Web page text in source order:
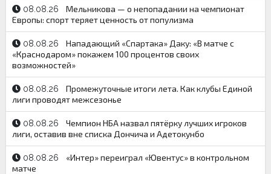
08.08.26
Мельникова — о непопадании на чемпионат
Европы: спорт теряет ценность от популизма
08.08.26
Нападающий «Спартака» Даку: «В матче с
«Краснодаром» покажем 100 процентов своих
возможностей»
08.08.26
Промежуточные итоги лета. Как клубы Единой
лиги проводят межсезонье
08.08.26
Чемпион НБА назвал пятёрку лучших игроков
лиги, оставив вне списка Дончича и Адетокунбо
08.08.26
«Интер» переиграл «Ювентус» в контрольном
матче